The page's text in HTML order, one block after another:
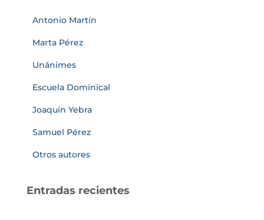
Antonio Martín
Marta Pérez
Unánimes
Escuela Dominical
Joaquín Yebra
Samuel Pérez
Otros autores
Entradas recientes